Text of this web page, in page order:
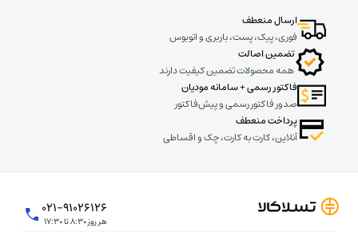
ارسال منعطف
فوری، پیک، پست، باربری و اتوبوس
تضمین اصالت
همه محصولات تضمین کیفیت دارند
فاکتور رسمی + سامانه مودیان
صدور فاکتور رسمی و پیش‌فاکتور
پرداخت منعطف
آنلاین، کارت به کارت، چک و اقساطی
۰۲۱-۹۱۰۲۶۱۲۶
هر روز ۸:۳۰ تا ۱۷:۳۰